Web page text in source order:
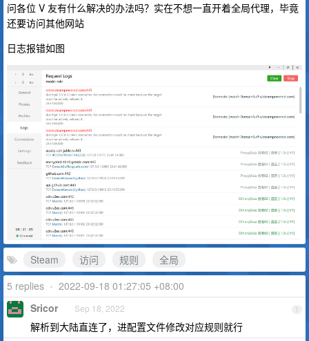
问各位 V 友有什么解决的办法吗？实在不想一直开着全局代理，毕竟
还要访问其他网站
日志报错如图
Steam 访问 规则
全局
5 replies • 2022-09-18 01:27:05 +08:00
1
Sricor Sep 18, 2022
解析到大陆直连了，进配置文件修改对应规则就行